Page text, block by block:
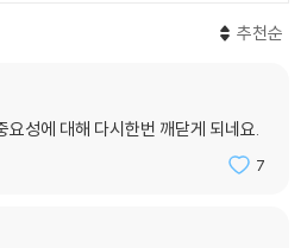
추천순
요성에 대해 다시한번 깨닫게 되네요.
7